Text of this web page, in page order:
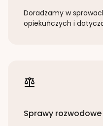
Doradzamy w
opiekuńczych i
Sprawy rozwodowe